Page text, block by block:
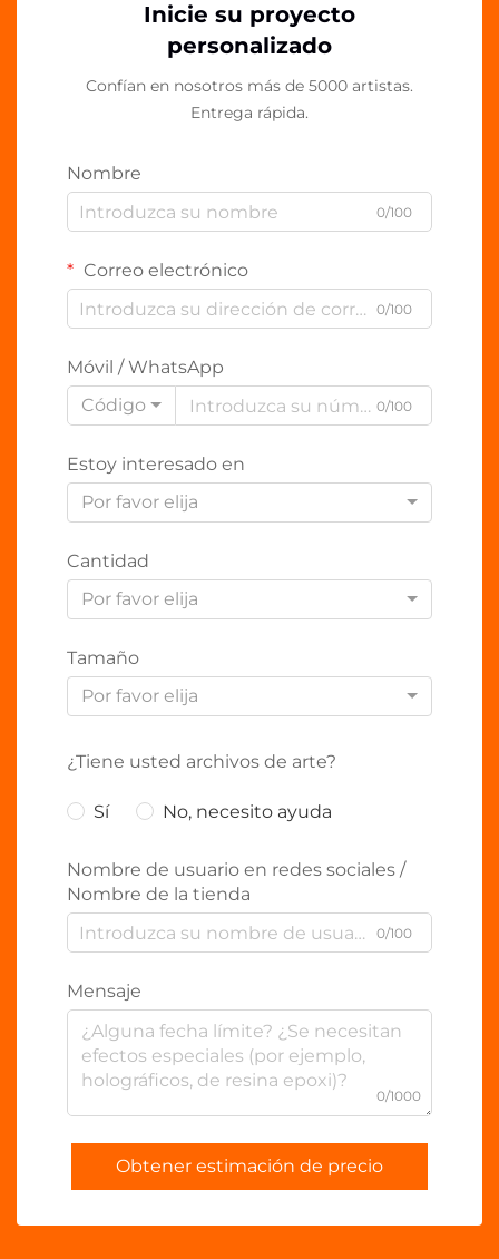
Inicie su proyecto
personalizado
Confían en nosotros más de 5000 artistas.
Entrega rápida.
Nombre
0/100
Correo electrónico
0/100
Móvil / WhatsApp
Código
0/100
Estoy interesado en
Por favor elija
Cantidad
Por favor elija
Tamaño
Por favor elija
¿Tiene usted archivos de arte?
Sí No, necesito ayuda
Nombre de usuario en redes sociales /
Nombre de la tienda
0/100
Mensaje
0/1000
Obtener estimación de precio